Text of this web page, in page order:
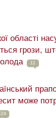
області
грози,
11
може
24